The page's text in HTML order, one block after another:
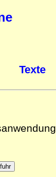
Texte